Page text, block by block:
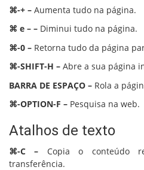
⌘-+ – Aumenta tudo na página.
⌘ e – – Diminui tudo na página.
⌘-0 – Retorna tudo da página
⌘-SHIFT-H – Abre a sua página
BARRA DE ESPAÇO – Rola a
⌘-OPTION-F – Pesquisa na web.
Atalhos de texto
⌘-C – Copia o conteúdo
transferência.